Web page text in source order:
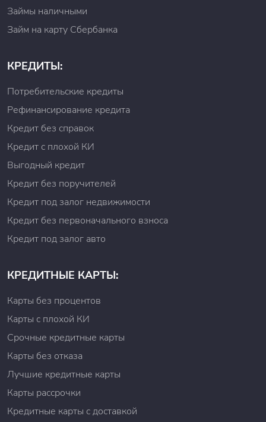
Займы наличными
Займ на карту Сбербанка
КРЕДИТЫ:
Потребительские кредиты
Рефинансирование кредита
Кредит без справок
Кредит с плохой КИ
Выгодный кредит
Кредит без поручителей
Кредит под залог недвижимости
Кредит без первоначального взноса
Кредит под залог авто
КРЕДИТНЫЕ КАРТЫ:
Карты без процентов
Карты с плохой КИ
Срочные кредитные карты
Карты без отказа
Лучшие кредитные карты
Карты рассрочки
Кредитные карты с доставкой